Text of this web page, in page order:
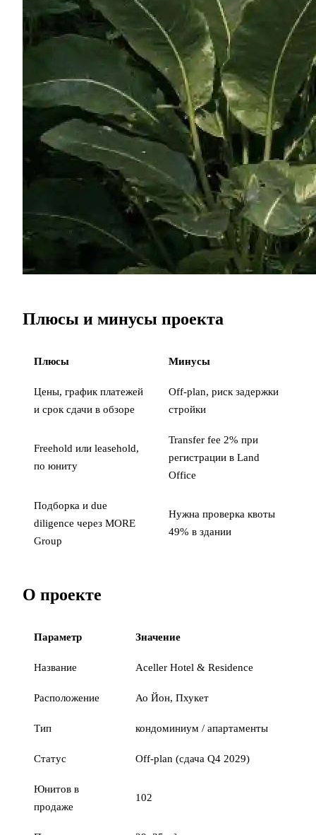
Плюсы и минусы проекта
Плюсы Минусы
Цены, график платежей
и срок сдачи в обзоре
Off-plan, риск задержки
стройки
Freehold или leasehold,
по юниту
Transfer fee 2% при
регистрации в Land
Office
Подборка и due
diligence через MORE
Group
Нужна проверка квоты
49% в здании
О проекте
Параметр Значение
Название Aceller Hotel & Residence
Расположение Ао Йон, Пхукет
Тип кондоминиум / апартаменты
Статус Off-plan (сдача Q4 2029)
Юнитов в
продаже
102